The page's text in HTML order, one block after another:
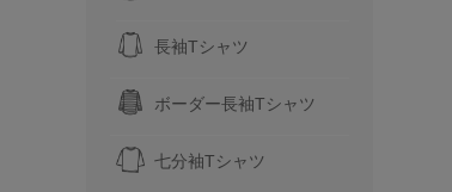
長袖Tシャツ
ボーダー長袖Tシャツ
七分袖Tシャツ